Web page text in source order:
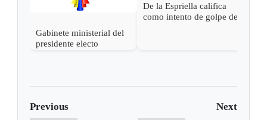
Gabinete ministerial del
presidente electo
De la Espriella califica
como intento de golpe de
Previous Next